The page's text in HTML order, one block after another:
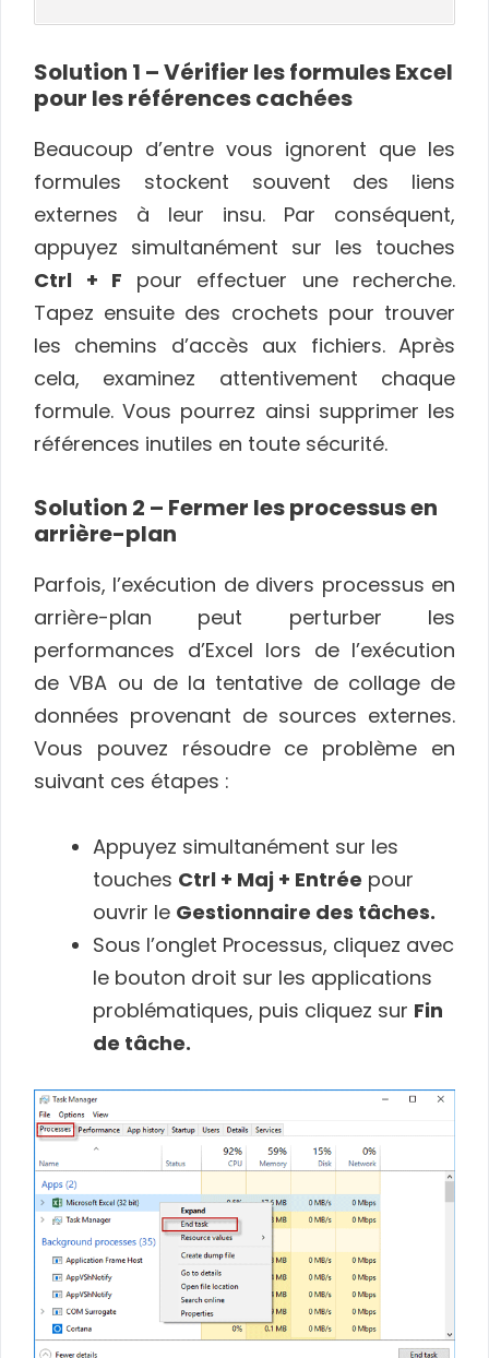
Solution 1 – Vérifier les formules Excel
pour les références cachées
Beaucoup d’entre vous ignorent que les
formules stockent souvent des liens
externes à leur insu. Par conséquent,
appuyez simultanément sur les touches
Ctrl + F pour effectuer une recherche.
Tapez ensuite des crochets pour trouver
les chemins d’accès aux fichiers. Après
cela, examinez attentivement chaque
formule. Vous pourrez ainsi supprimer les
références inutiles en toute sécurité.
Solution 2 – Fermer les processus en
arrière-plan
Parfois, l’exécution de divers processus en
arrière-plan peut perturber les
performances d’Excel lors de l’exécution
de VBA ou de la tentative de collage de
données provenant de sources externes.
Vous pouvez résoudre ce problème en
suivant ces étapes :
Appuyez simultanément sur les
touches Ctrl + Maj + Entrée pour
ouvrir le Gestionnaire des tâches.
Sous l’onglet Processus, cliquez avec
le bouton droit sur les applications
problématiques, puis cliquez sur Fin
de tâche.